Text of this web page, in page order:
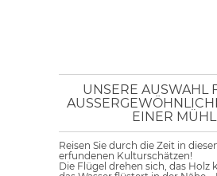
UNSERE AUSWAHL
INER MÜHLE
Reisen Sie durch die Zeit in
erfundenen Kulturschätzen!
Die Flügel drehen sich, das Holz